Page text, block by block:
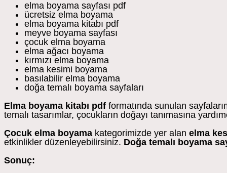
elma boyama sayfası pdf
ücretsiz elma boyama
elma boyama kitabı pdf
meyve boyama sayfası
çocuk elma boyama
elma ağacı boyama
kırmızı elma boyama
elma kesimi boyama
basılabilir elma boyama
doğa temalı boyama sayfaları
Elma boyama kitabı pdf formatında sunulan
temalı tasarımlar, çocukların doğayı tanımasına
Çocuk elma boyama kategorimizde yer alan elma
etkinlikler düzenleyebilirsiniz. Doğa temalı boyama
Sonuç: